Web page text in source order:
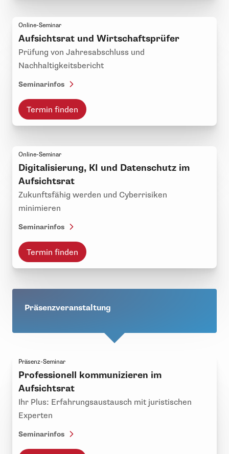
Online-Seminar
Aufsichtsrat und Wirtschaftsprüfer
Prüfung von Jahresabschluss und
Nachhaltigkeitsbericht
Seminarinfos
Termin finden
Online-Seminar
Digitalisierung, KI und Datenschutz im
Aufsichtsrat
Zukunftsfähig werden und Cyberrisiken
minimieren
Seminarinfos
Termin finden
Präsenzveranstaltung
Präsenz-Seminar
Professionell kommunizieren im
Aufsichtsrat
Ihr Plus: Erfahrungsaustausch mit juristischen
Experten
Seminarinfos